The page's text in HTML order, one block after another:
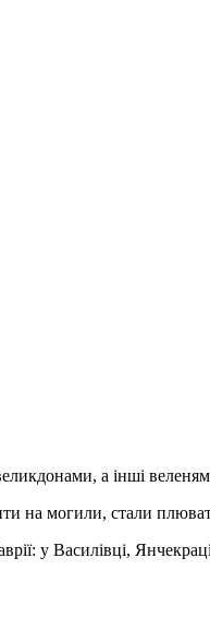
а інші
на могили, стали
у Василівці,